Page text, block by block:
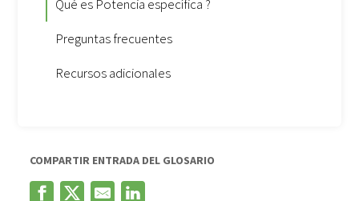
Qué es Potencia específica ?
Preguntas frecuentes
Recursos adicionales
COMPARTIR ENTRADA DEL GLOSARIO